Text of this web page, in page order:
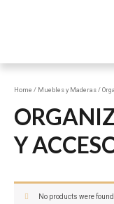
Home / Muebles y Maderas/
Y
No products were